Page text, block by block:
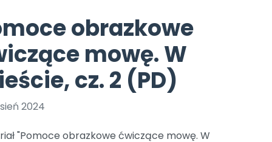
Nowości
Zapowiedzi
czerwca 2024 r. uzyskała
r. Nr decyzji:
Online.
Pomoc zwierzętom
Książka (dla) Przedszkolaka
Promowanie czytelnictwa
TikTok
Zobacz nas na TikToku
YouTube
obrazkowe
mowę. W
cz. 2 (PD)
2024
"Pomoce obrazkowe ćwiczące mowę. W